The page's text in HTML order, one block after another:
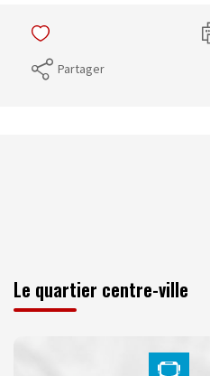
Partager
Le quartier centre-ville